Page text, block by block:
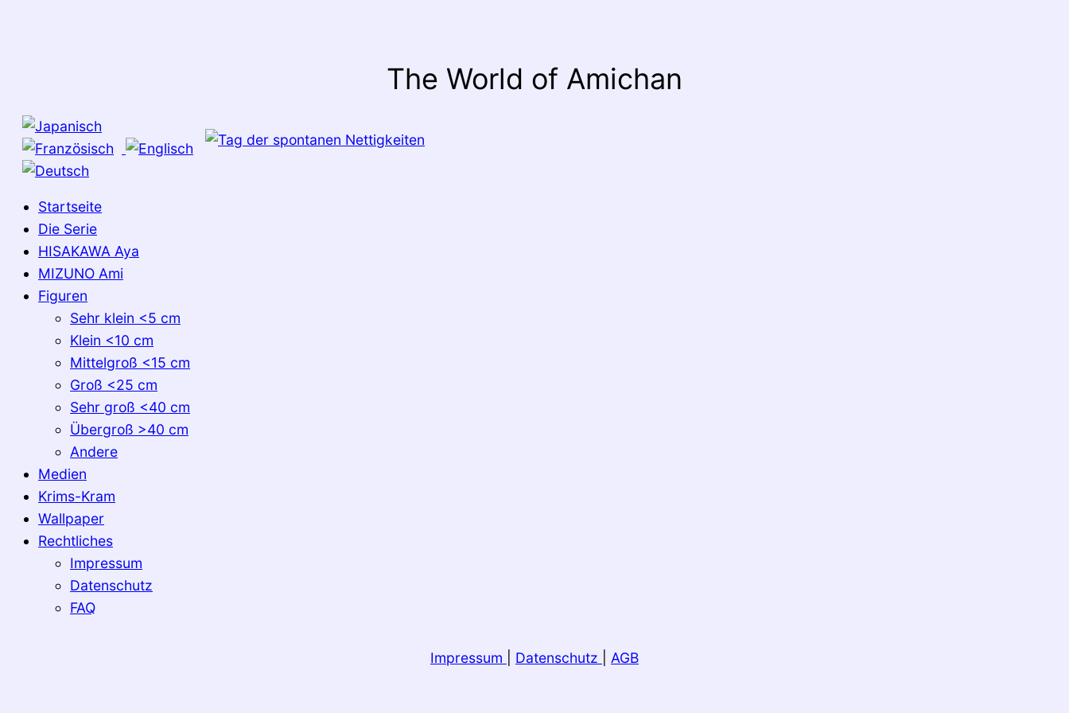
The World of Amichan
Startseite
Die Serie
HISAKAWA Aya
MIZUNO Ami
Figuren
Sehr klein <5 cm
Klein <10 cm
Mittelgroß <15 cm
Groß <25 cm
Sehr groß <40 cm
Übergroß >40 cm
Andere
Medien
Krims-Kram
Wallpaper
Rechtliches
Impressum
Datenschutz
FAQ
Impressum Datenschutz AGB